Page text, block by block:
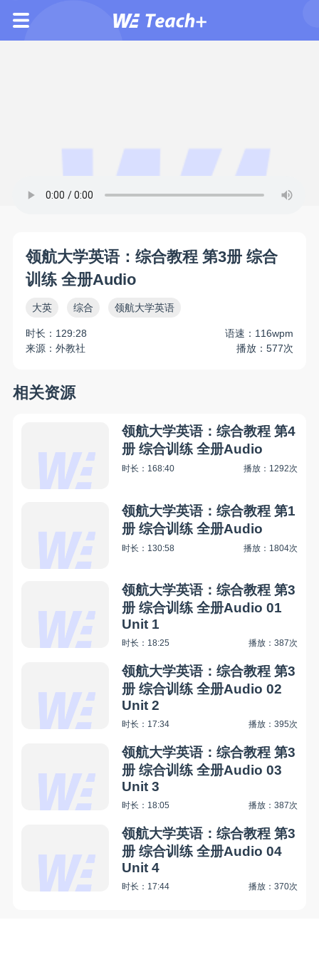
领航大学英语：综合教程 第3册 综合
训练 全册Audio
大英 综合 领航大学英语
时长：129:28
语速：116wpm
来源：外教社
播放：577次
相关资源
领航大学英语：综合教程 第4
册 综合训练 全册Audio
时长：168:40 播放：1292次
领航大学英语：综合教程 第1
册 综合训练 全册Audio
时长：130:58 播放：1804次
领航大学英语：综合教程 第3
册 综合训练 全册Audio 01
Unit 1
时长：18:25 播放：387次
领航大学英语：综合教程 第3
册 综合训练 全册Audio 02
Unit 2
时长：17:34 播放：395次
领航大学英语：综合教程 第3
册 综合训练 全册Audio 03
Unit 3
时长：18:05 播放：387次
领航大学英语：综合教程 第3
册 综合训练 全册Audio 04
Unit 4
时长：17:44 播放：370次